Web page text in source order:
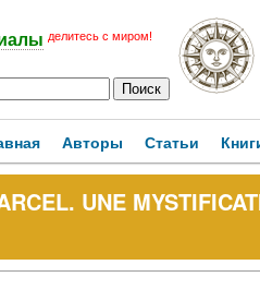
делитесь с миром!
Авторы Статьи
UNE